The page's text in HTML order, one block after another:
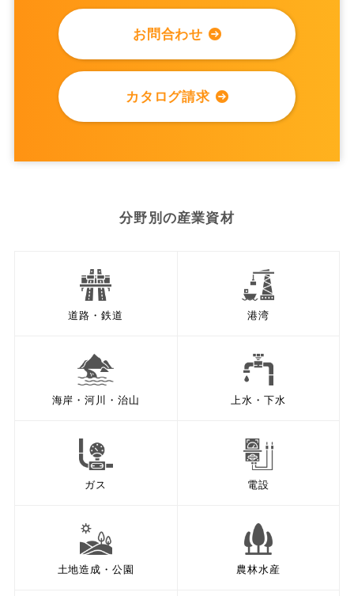
お問合わせ
カタログ請求
分野別の産業資材
道路・鉄道 港湾
海岸・河川・治山 上水・下水
ガス 電設
土地造成・公園 農林水産